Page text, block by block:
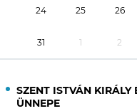
24 25 26
31 1 2
SZENT ISTVÁN
ÜNNEPE